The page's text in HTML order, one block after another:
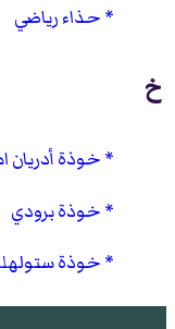
حذاء رياضي
خ
خوذة أدريان ام
خوذة برودي
خوذة